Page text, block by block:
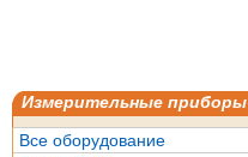
Измерительные приборы
Все оборудование